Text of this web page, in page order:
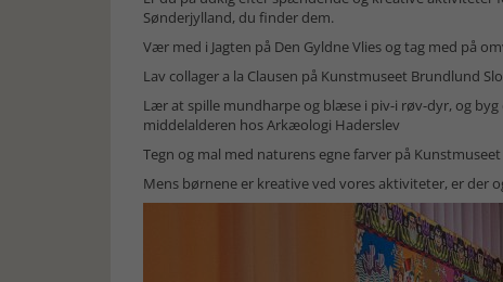
Sønderjylland, du finder dem.
Vær med i Jagten på Den Gyldne Vlies og tag med på
Lav collager a la Clausen på Kunstmuseet Brundlund
Lær at spille mundharpe og blæse i piv-i røv-dyr, og
middelalderen hos Arkæologi Haderslev
Tegn og mal med naturens egne farver på
Mens børnene er kreative ved vores aktiviteter, er der